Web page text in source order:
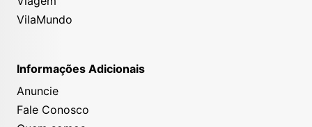
VilaMundo
Informações Adicionais
Anuncie
Fale Conosco